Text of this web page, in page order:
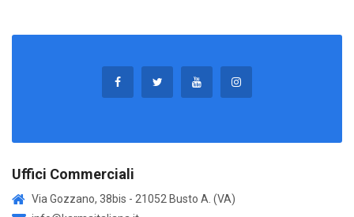
Uffici Commerciali
Via Gozzano, 38bis - 21052 Busto A. (VA)